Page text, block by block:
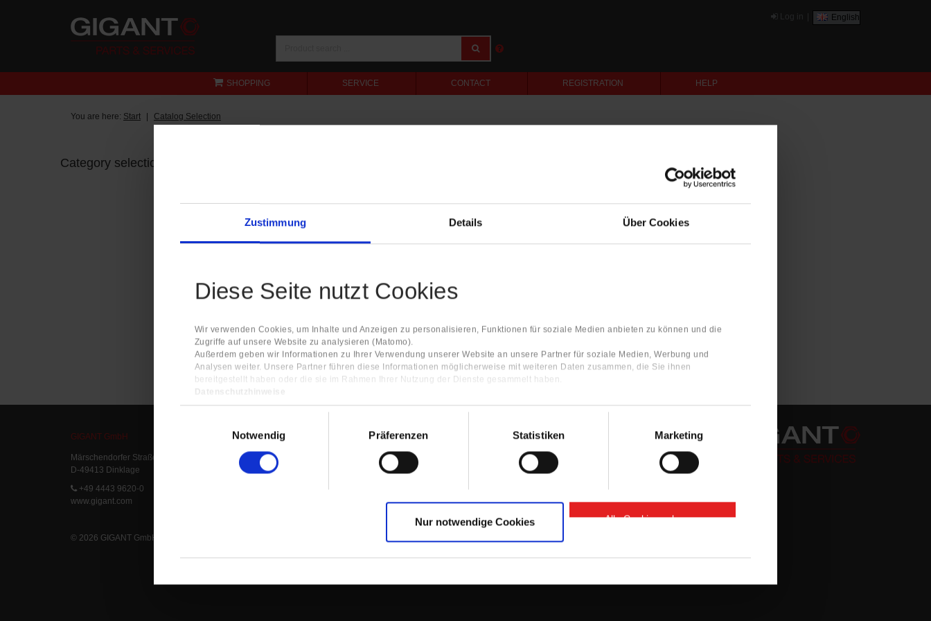
Zustimmung Details Über Cookies
Diese Seite nutzt Cookies
Wir verwenden Cookies, um Inhalte und Anzeigen zu personalisieren, Funktionen für soziale Medien anbieten zu können und die
Zugriffe auf unsere Website zu analysieren (Matomo).
Außerdem geben wir Informationen zu Ihrer Verwendung unserer Website an unsere Partner für soziale Medien, Werbung und
Analysen weiter. Unsere Partner führen diese Informationen möglicherweise mit weiteren Daten zusammen, die Sie ihnen
bereitgestellt haben oder die sie im Rahmen Ihrer Nutzung der Dienste gesammelt haben.
Datenschutzhinweise
Impressum
Notwendig
Präferenzen Statistiken Marketing
Nur notwendige Cookies Alle Cookies zulassen
Log in English
SHOPPING SERVICE CONTACT REGISTRATION HELP
You are here: Start Catalog Selection
Category selection
GIGANT GmbH
Märschendorfer Straße 42
D-49413 Dinklage
+49 4443 9620-0
www.gigant.com
Service
Service Locator
Delivery Information
Contact Person
Contact form
© 2026 GIGANT GmbH